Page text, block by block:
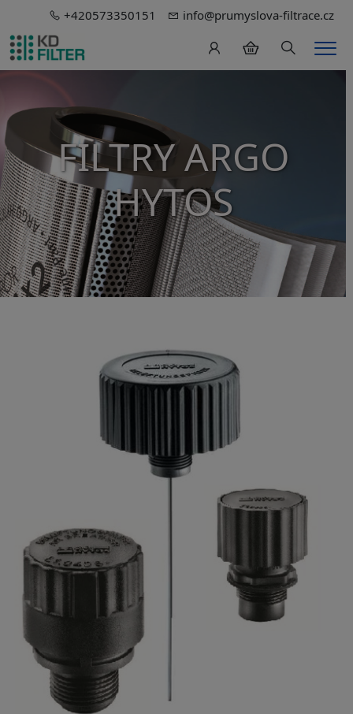
+420573350151 info@prumyslova-filtrace.cz
Hledání
FILTRY ARGO
HYTOS